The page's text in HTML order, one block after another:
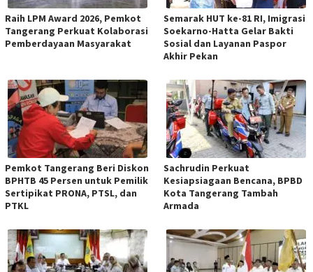
Raih LPM Award 2026, Pemkot
Tangerang Perkuat Kolaborasi
Pemberdayaan Masyarakat
Semarak HUT ke-81 RI, Imigrasi
Soekarno-Hatta Gelar Bakti
Sosial dan Layanan Paspor
Akhir Pekan
Pemkot Tangerang Beri Diskon
BPHTB 45 Persen untuk Pemilik
Sertipikat PRONA, PTSL, dan
PTKL
Sachrudin Perkuat
Kesiapsiagaan Bencana, BPBD
Kota Tangerang Tambah
Armada